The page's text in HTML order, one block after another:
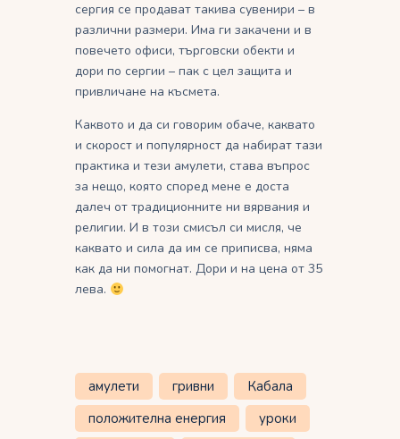
сергия се продават такива сувенири – в
различни размери. Има ги закачени и в
повечето офиси, търговски обекти и
дори по сергии – пак с цел защита и
привличане на късмета.
Каквото и да си говорим обаче, каквато
и скорост и популярност да набират тази
практика и тези амулети, става въпрос
за нещо, която според мене е доста
далеч от традиционните ни вярвания и
религии. И в този смисъл си мисля, че
каквато и сила да им се приписва, няма
как да ни помогнат. Дори и на цена от 35
лева.
амулети гривни
Кабала
положителна енергия
уроки